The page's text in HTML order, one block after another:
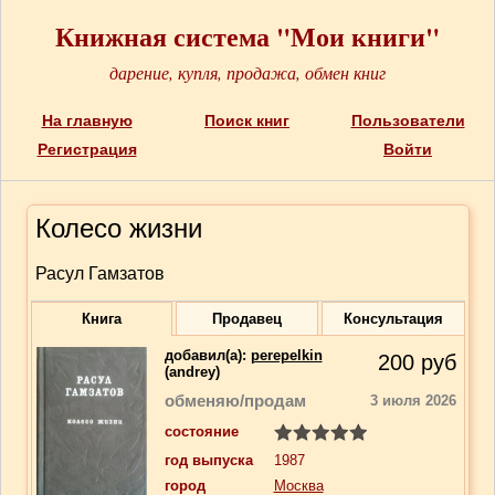
Книжная система "Мои книги"
дарение, купля, продажа, обмен книг
На главную Поиск книг
Пользователи
Регистрация
Войти
Колесо жизни
Расул Гамзатов
Книга Продавец Консультация
добавил(a): perepelkin
(andrey)
200 руб
обменяю/продам
3 июля 2026
состояние
год выпуска
1987
город
Москва